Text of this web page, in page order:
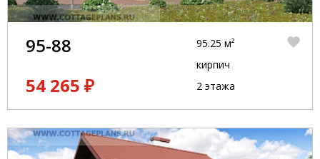
95-88
54 265 ₽
95.25 м²
кирпич
2 этажа